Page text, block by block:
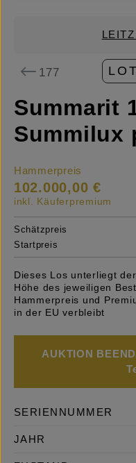
177 LOT
Summarit
Summilux
Hammerpreis
102.000,00 €
inkl. Käuferpremium
Schätzpreis
Startpreis
Dieses Los unterliegt
Höhe des jeweiligen
Hammerpreis und
in der EU verbleibt
AUKTION
SERIENNUMMER
JAHR